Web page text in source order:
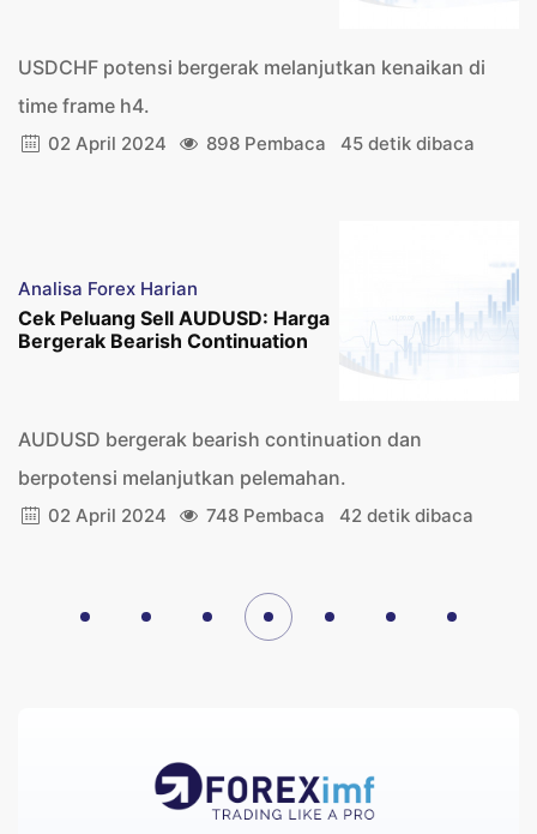
USDCHF potensi bergerak melanjutkan kenaikan di
time frame h4.
02 April 2024 898 Pembaca 45 detik dibaca
Analisa Forex Harian
Cek Peluang Sell AUDUSD: Harga
Bergerak Bearish Continuation
AUDUSD bergerak bearish continuation dan
berpotensi melanjutkan pelemahan.
02 April 2024 748 Pembaca 42 detik dibaca